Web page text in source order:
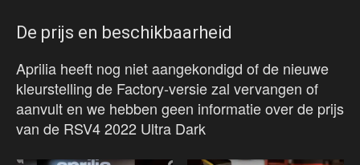
De prijs en beschikbaarheid
Aprilia heeft nog niet aangekondigd of de nieuwe
kleurstelling de Factory-versie zal vervangen of
aanvult en we hebben geen informatie over de prijs
van de RSV4 2022 Ultra Dark